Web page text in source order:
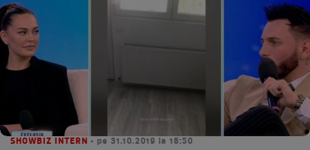
SHOWBIZ INTERN • pe 31.10.2019 la 18:50